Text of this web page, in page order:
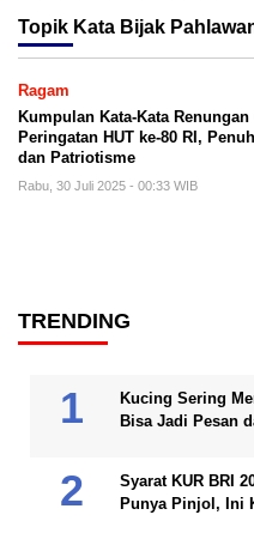
Topik Kata Bijak
Ragam
Kumpulan Kata-Kata
Peringatan HUT ke-80 RI,
dan Patriotisme
Rabu, 30 Juli 2025 - 00:33 WIB
TRENDING
Kucing Sering
Bisa Jadi Pesan
Syarat KUR BRI
Punya Pinjol, Ini